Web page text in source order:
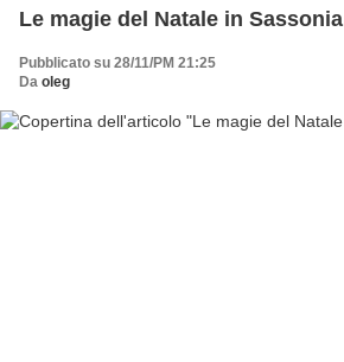
Le magie del Natale in Sassonia
Pubblicato su 28/11/PM 21:25
Da oleg